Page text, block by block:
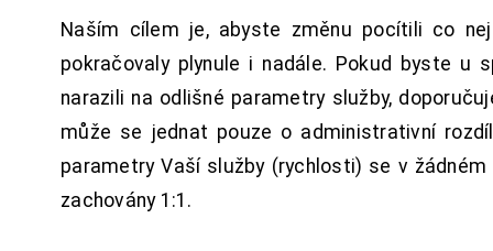
Naším cílem je, abyste změnu pocítili co
pokračovaly plynule i nadále. Pokud byste u
narazili na odlišné parametry služby,
může se jednat pouze o administrativní
parametry Vaší služby (rychlosti) se v
zachovány 1:1.